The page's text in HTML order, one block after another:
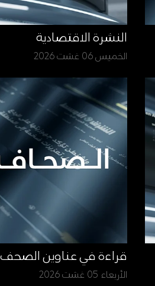
النشرة الاقتصادية
الخميس 06 غشت 2026
قراءة في عناوين الصحف
الأربعاء 05 غشت 2026